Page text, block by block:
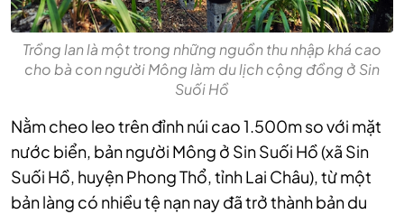
Trồng lan là một trong những nguồn thu nhập khá cao
cho bà con người Mông làm du lịch cộng đồng ở Sin
Suối Hồ
Nằm cheo leo trên đỉnh núi cao 1.500m so với mặt
nước biển, bản người Mông ở Sin Suối Hồ (xã Sin
Suối Hồ, huyện Phong Thổ, tỉnh Lai Châu), từ một
bản làng có nhiều tệ nạn nay đã trở thành bản du